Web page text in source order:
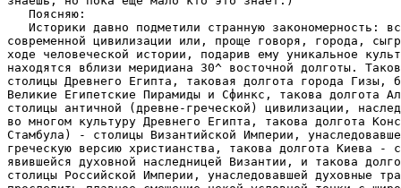
   Поясняю:
Историки давно подметили странную закономерность:
современной цивилизации или, проще говоря, города,
ходе человеческой истории, подарив ему уникальное
находятся вблизи меридиана 30^ восточной долготы.
столицы Древнего Египта, таковая долгота города Гизы,
Великие Египетские Пирамиды и Сфинкс, такова долгота
столицы античной (древне-греческой) цивилизации,
во многом культуру Древнего Египта, такова долгота
Стамбула) - столицы Византийской Империи,
греческую версию христианства, такова долгота Киева -
явившейся духовной наследницей Византии, и такова
столицы Российской Империи, унаследовавшей духовные